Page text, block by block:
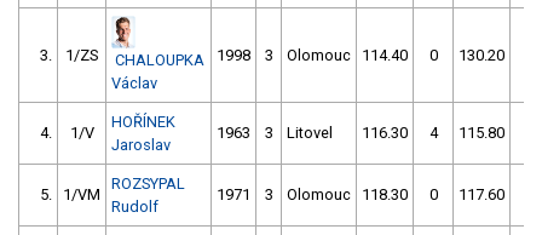
3. 1/ZS
CHALOUPKA
Václav
1998 3 Olomouc 114.40 0 130.20
4. 1/V
HOŘÍNEK
Jaroslav
1963 3 Litovel 116.30 4 115.80
5. 1/VM
ROZSYPAL
Rudolf
1971 3 Olomouc 118.30 0 117.60